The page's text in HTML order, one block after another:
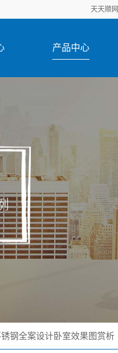
天天顺网
产品中心
钢全案设计卧室效果图赏析